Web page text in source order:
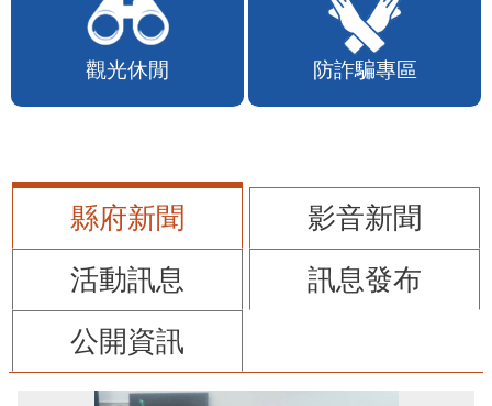
觀光休閒 防詐騙專區
縣府新聞
影音新聞
活動訊息
訊息發布
公開資訊